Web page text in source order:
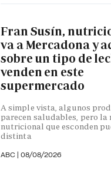
Fran Susín,
va a Mercadona y
sobre un tipo de
venden en este
supermercado
A simple vista, algunos
parecen saludables, pero la
nutricional que esconden
distinta
ABC | 08/08/2026